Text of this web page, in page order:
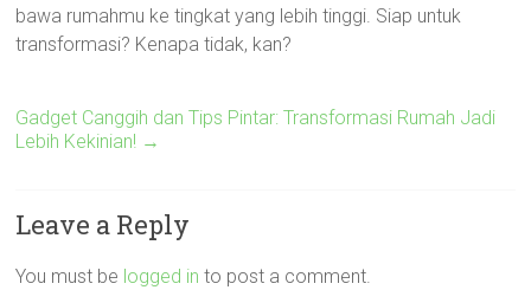
bawa rumahmu ke tingkat yang lebih tinggi. Siap untuk
transformasi? Kenapa tidak, kan?
Gadget Canggih dan Tips Pintar: Transformasi Rumah Jadi
Lebih Kekinian! →
Leave a Reply
You must be logged in to post a comment.